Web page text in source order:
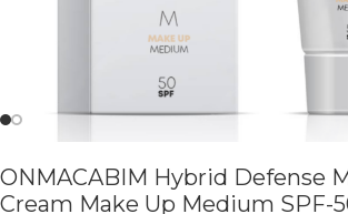
ONMACABIM Hybrid Defense
Cream Make Up Medium SPF-